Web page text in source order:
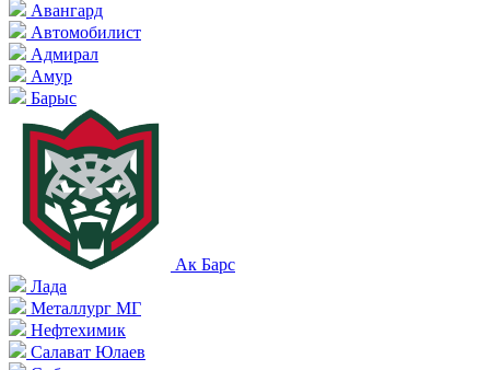
Авангард
Автомобилист
Адмирал
Амур
Барыс
Ак Барс
Лада
Металлург МГ
Нефтехимик
Салават Юлаев